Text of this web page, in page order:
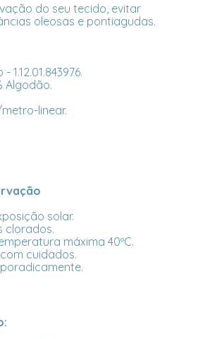
do seu tecido, evitar
oleosas e pontiagudas.
1.12.01.843976.
Algodão.
linear.
solar.
clorados.
máxima 40ºC.
cuidados.